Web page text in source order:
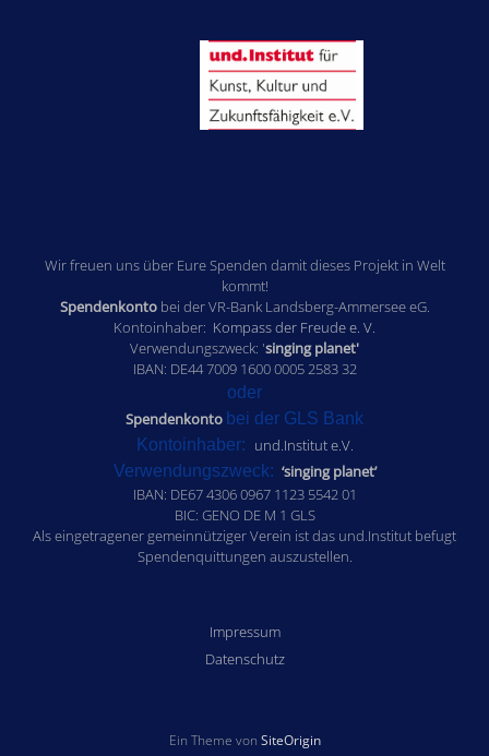
Wir freuen uns über Eure Spenden damit dieses Projekt in Welt
kommt!
Spendenkontobei der VR-Bank Landsberg-Ammersee eG.
Kontoinhaber: Kompass der Freude e. V.
Verwendungszweck: 'singing planet'
IBAN: DE44 7009 1600 0005 2583 32
oder
Spendenkonto bei der GLS Bank
Kontoinhaber: und.Institut e.V.
Verwendungszweck: ‘singing planet’
IBAN: DE67 4306 0967 1123 5542 01
BIC: GENO DE M 1 GLS
Als eingetragener gemeinnütziger Verein ist das und.Institut befugt
Spendenquittungen auszustellen.
Impressum
Datenschutz
Ein Theme von SiteOrigin